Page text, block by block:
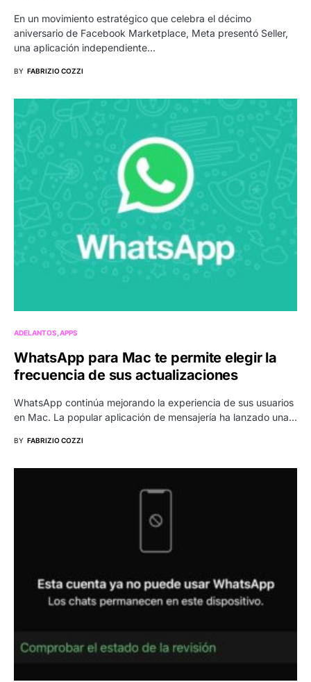
En un movimiento estratégico que celebra el décimo
aniversario de Facebook Marketplace, Meta presentó Seller,
una aplicación independiente…
BY FABRIZIO COZZI
ADELANTOS APPS
WhatsApp para Mac te permite elegir la
frecuencia de sus actualizaciones
WhatsApp continúa mejorando la experiencia de sus usuarios
en Mac. La popular aplicación de mensajería ha lanzado una…
BY FABRIZIO COZZI